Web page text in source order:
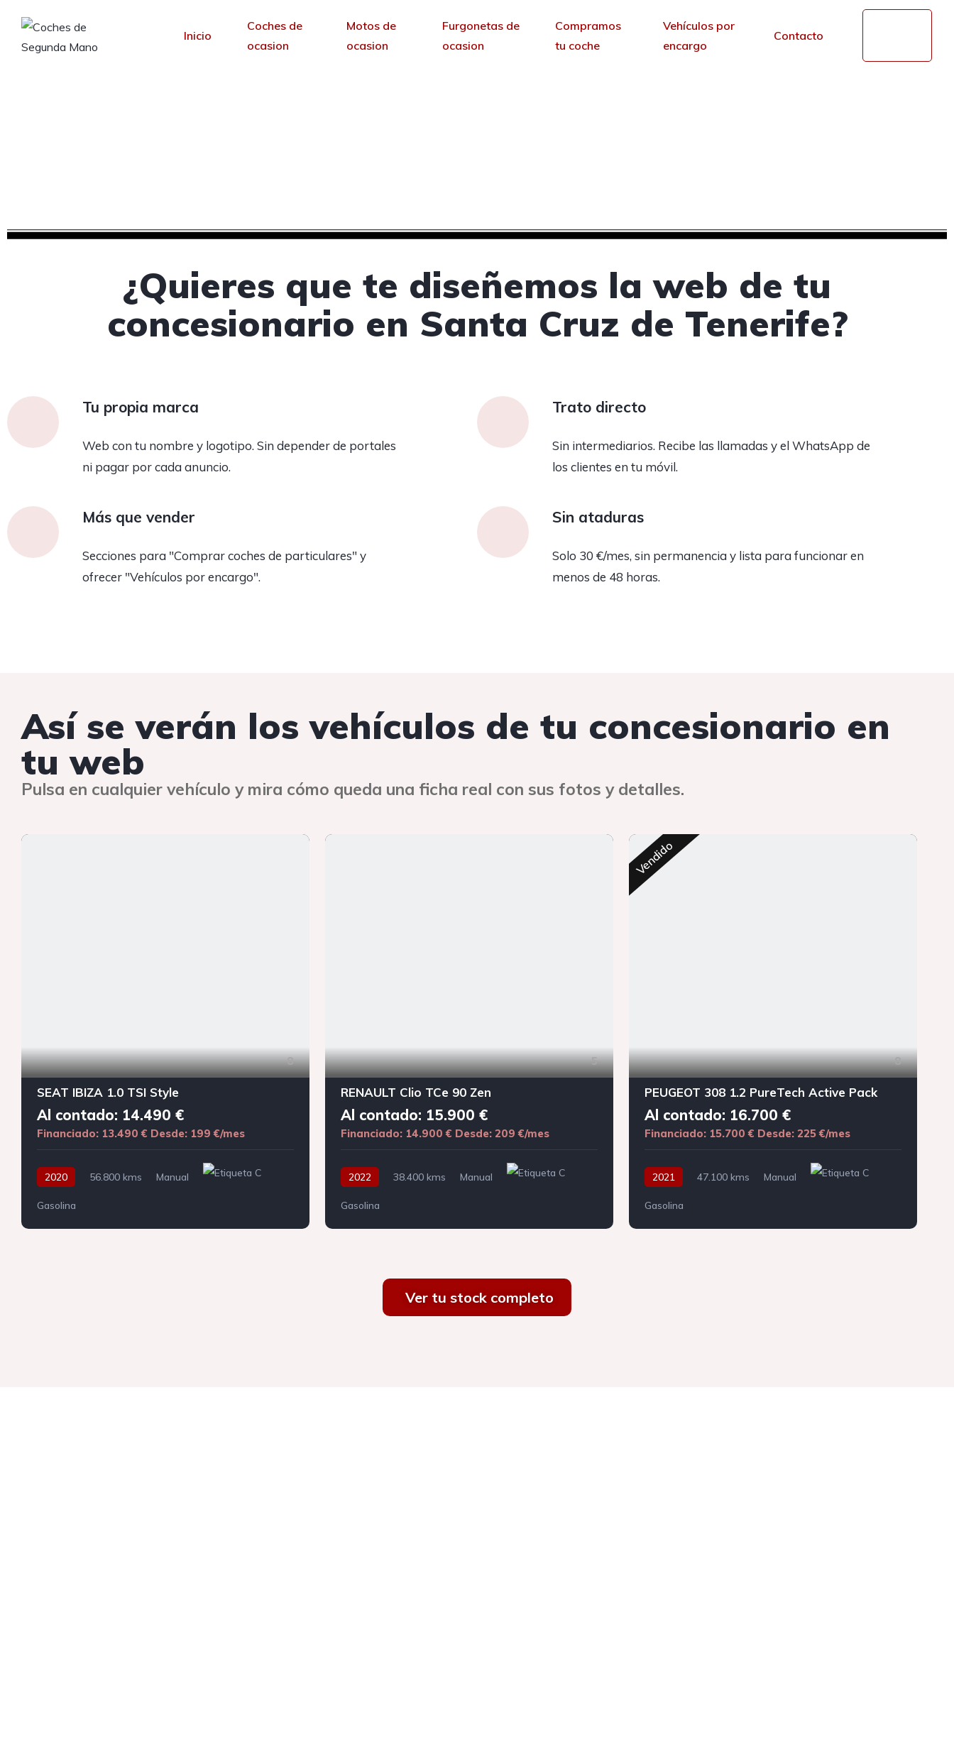
Inicio
Coches de
ocasion
Motos de
ocasion
Furgonetas de
ocasion
Compramos
tu coche
Vehículos por
encargo
Contacto
¿Quieres que te diseñemos la web de tu
concesionario en Santa Cruz de Tenerife?
Tu propia marca
Web con tu nombre y logotipo. Sin depender de portales
ni pagar por cada anuncio.
Trato directo
Sin intermediarios. Recibe las llamadas y el WhatsApp de
los clientes en tu móvil.
Más que vender
Secciones para "Comprar coches de particulares" y
ofrecer "Vehículos por encargo".
Sin ataduras
Solo 30 €/mes, sin permanencia y lista para funcionar en
menos de 48 horas.
Así se verán los vehículos de tu concesionario en
tu web
Pulsa en cualquier vehículo y mira cómo queda una ficha real con sus fotos y detalles.
8
SEAT IBIZA 1.0 TSI Style
Al contado: 14.490 €
Financiado: 13.490 € Desde: 199 €/mes
2020 56.800 kms Manual
Gasolina
5
RENAULT Clio TCe 90 Zen
Al contado: 15.900 €
Financiado: 14.900 € Desde: 209 €/mes
2022 38.400 kms Manual
Gasolina
Vendido
8
PEUGEOT 308 1.2 PureTech Active Pack
Al contado: 16.700 €
Financiado: 15.700 € Desde: 225 €/mes
2021 47.100 kms Manual
Gasolina
Ver tu stock completo